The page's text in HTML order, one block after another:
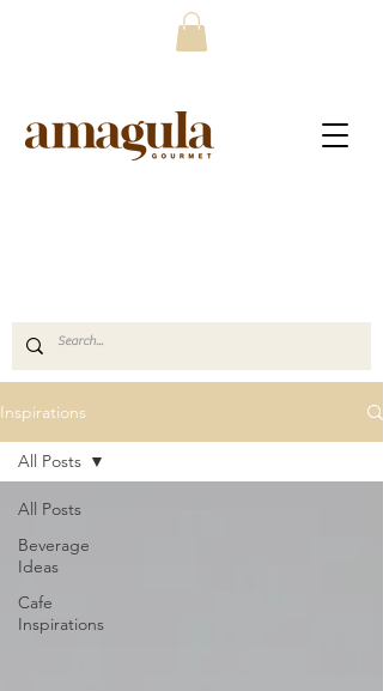
Inspirations
All Posts
Beverage
Ideas
Cafe
Inspirations
All Posts